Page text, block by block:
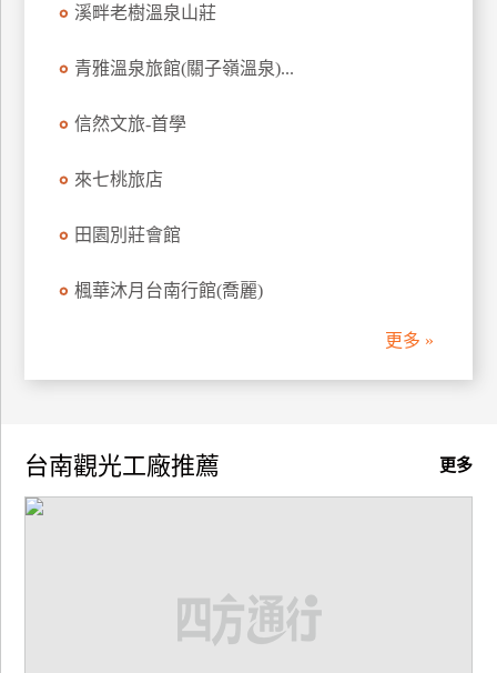
飯
作
溪畔老樹溫泉山莊
青雅溫泉旅館(關子嶺溫泉)...
信然文旅-首學
來七桃旅店
田園別莊會館
楓華沐月台南行館(喬麗)
更多 »
更多
台南觀光工廠推薦